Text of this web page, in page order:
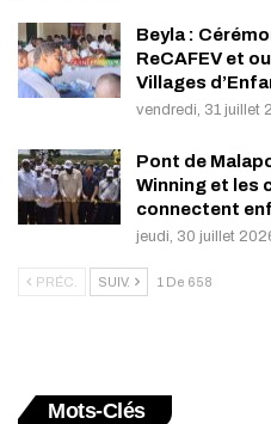
Beyla :
ReCAFEV et
Villages
vendredi, 31 juillet
Pont de
Winning et les
connectent
jeudi, 30 juillet
PRÉC. SUIV. 1 De 658
Mots-Clés